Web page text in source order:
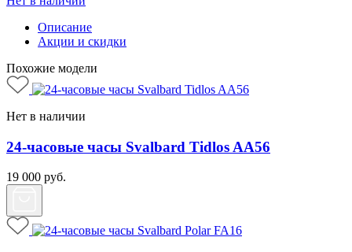
Описание
Акции и скидки
Похожие модели
Нет в наличии
24-часовые часы Svalbard Tidlos AA56
19 000 руб.